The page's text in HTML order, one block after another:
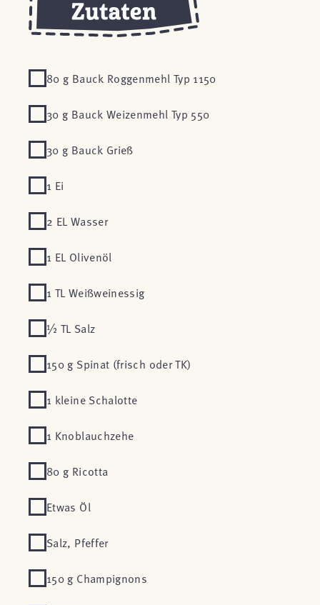
80 g Bauck Roggenmehl Typ 1150
30 g Bauck Weizenmehl Typ 550
30 g Bauck Grieß
1 Ei
2 EL Wasser
1 EL Olivenöl
1 TL Weißweinessig
½ TL Salz
150 g Spinat (frisch oder TK)
1 kleine Schalotte
1 Knoblauchzehe
80 g Ricotta
Etwas Öl
Salz, Pfeffer
150 g Champignons